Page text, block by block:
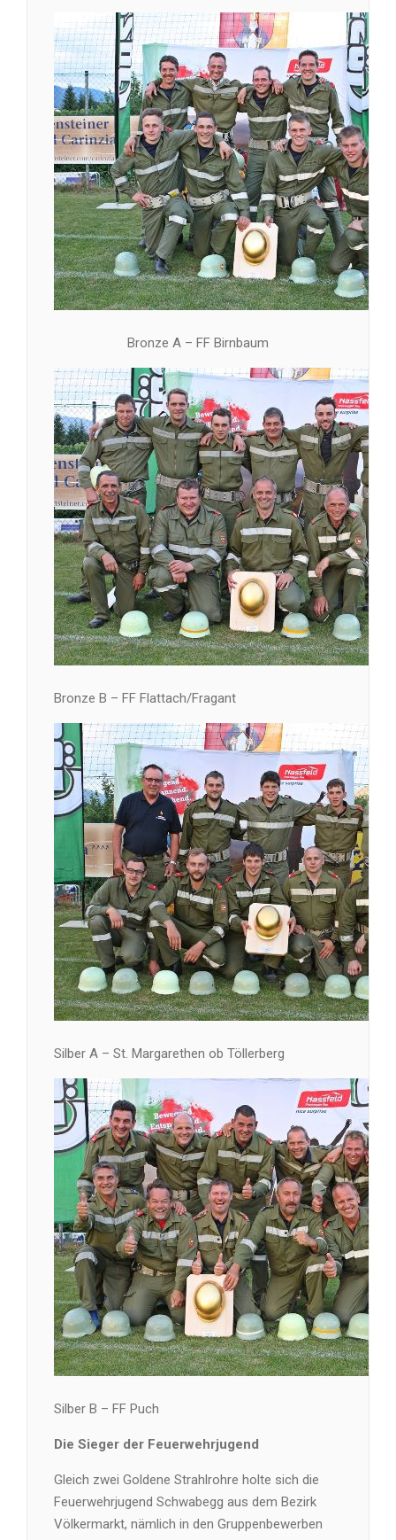
Bronze A – FF Birnbaum
Bronze B – FF Flattach/Fragant
Silber A – St. Margarethen ob Töllerberg
Silber B – FF Puch
Die Sieger der Feuerwehrjugend
Gleich zwei Goldene Strahlrohre holte sich die
Feuerwehrjugend Schwabegg aus dem Bezirk
Völkermarkt, nämlich in den Gruppenbewerben